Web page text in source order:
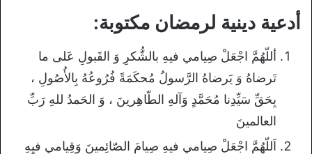
أدعية دينية لرمضان مكتوبة:
أللّهُمَّ اجْعَلْ صِيامي فيهِ بالشُّكرِ وَ القَبولِ عَلى ما
تَرضاهُ وَ يَرضاهُ الرَّسولُ مُحكَمَةً فُرُوعُهُ بِالأُصُولِ ،
بِحَقِّ سَيِّدِنا مُحَمَّدٍ وَآلهِ الطّاهِرينَ ، وَ الحَمدُ للهِ رَبِّ
العالمينَ
اَللّهُمَّ اجْعَلْ صِيامي فيهِ صِيامَ الصّائِمينَ وَقِيامي فيِهِ